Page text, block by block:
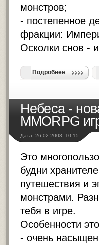
монстров;
- постепенное
фракции:
Осколки снов -
Подробнее
Небеса -
MMORPG
Дата: 26-02-2008, 10:15
Это
будни
путешествия и
монстрами.
тебя в игре.
Особенности
- очень